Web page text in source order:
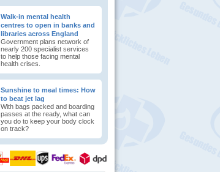
Walk-in mental health
centres to open in banks and
libraries across England
Government plans network of
nearly 200 specialist services
to help those facing mental
health crises.
Sunshine to meal times: How
to beat jet lag
With bags packed and boarding
passes at the ready, what can
you do to keep your body clock
on track?